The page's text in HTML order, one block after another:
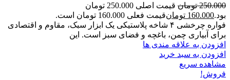
250.000 تومان
قیمت اصلی 250.000 تومان
بود.160.000 تومانقیمت فعلی 160.000 تومان است.
فواره چرخشی ۴ شاخه پلاستیکی یک ابزار سبک، مقاوم و اقتصادی
برای آبیاری چمن، باغچه و فضای سبز است. این
افزودن به علاقه مندی ها
افزودن به سبد خرید
مشاهده سریع
فروش!